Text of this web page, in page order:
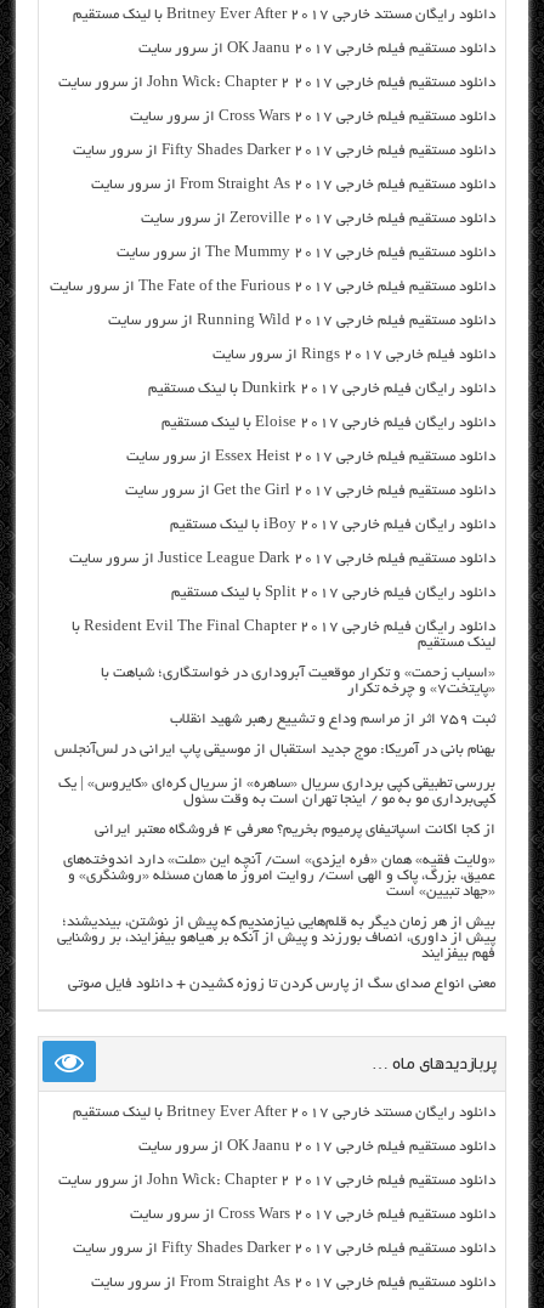
دانلود رایگان مسنتد خارجی Britney Ever After 2017 با لینک مستقیم
دانلود مستقیم فیلم خارجی OK Jaanu 2017 از سرور سایت
دانلود مستقیم فیلم خارجی John Wick: Chapter 2 2017 از سرور سایت
دانلود مستقیم فیلم خارجی Cross Wars 2017 از سرور سایت
دانلود مستقیم فیلم خارجی Fifty Shades Darker 2017 از سرور سایت
دانلود مستقیم فیلم خارجی From Straight As 2017 از سرور سایت
دانلود مستقیم فیلم خارجی Zeroville 2017 از سرور سایت
دانلود مستقیم فیلم خارجی The Mummy 2017 از سرور سایت
دانلود مستقیم فیلم خارجی The Fate of the Furious 2017 از سرور سایت
دانلود مستقیم فیلم خارجی Running Wild 2017 از سرور سایت
دانلود فیلم خارجی Rings 2017 از سرور سایت
دانلود رایگان فیلم خارجی Dunkirk 2017 با لینک مستقیم
دانلود رایگان فیلم خارجی Eloise 2017 با لینک مستقیم
دانلود مستقیم فیلم خارجی Essex Heist 2017 از سرور سایت
دانلود مستقیم فیلم خارجی Get the Girl 2017 از سرور سایت
دانلود رایگان فیلم خارجی iBoy 2017 با لینک مستقیم
دانلود مستقیم فیلم خارجی Justice League Dark 2017 از سرور سایت
دانلود رایگان فیلم خارجی Split 2017 با لینک مستقیم
دانلود رایگان فیلم خارجی Resident Evil The Final Chapter 2017 با
لینک مستقیم
«اسباب زحمت» و تکرار موقعیت آبروداری در خواستگاری؛ شباهت با
«پایتخت۷» و چرخه تکرار
ثبت ۷۵۹ اثر از مراسم وداع و تشییع رهبر شهید انقلاب
بهنام بانی در آمریکا: موج جدید استقبال از موسیقی پاپ ایرانی در لس‌آنجلس
بررسی تطبیقی کپی برداری سریال «ساهره» از سریال کره‌ای «کایروس» | یک
کپی‌برداری مو به مو / اینجا تهران است به وقت سئول
از کجا اکانت اسپاتیفای پرمیوم بخریم؟ معرفی ۴ فروشگاه معتبر ایرانی
«ولایت فقیه» همان «فره ایزدی» است/ آنچه این «ملت» دارد اندوخته‌های
عمیق، بزرگ، پاک و الهی است/ روایت امروز ما همان مسئله «روشنگری» و
«جهاد تبیین» است
بیش از هر زمان دیگر به قلم‌هایی نیازمندیم که پیش از نوشتن، بیندیشند؛
پیش از داوری، انصاف بورزند و پیش از آنکه بر هیاهو بیفزایند، بر روشنایی
فهم بیفزایند
معنی انواع صدای سگ از پارس کردن تا زوزه کشیدن + دانلود فایل صوتی
پربازدیدهای ماه …
دانلود رایگان مسنتد خارجی Britney Ever After 2017 با لینک مستقیم
دانلود مستقیم فیلم خارجی OK Jaanu 2017 از سرور سایت
دانلود مستقیم فیلم خارجی John Wick: Chapter 2 2017 از سرور سایت
دانلود مستقیم فیلم خارجی Cross Wars 2017 از سرور سایت
دانلود مستقیم فیلم خارجی Fifty Shades Darker 2017 از سرور سایت
دانلود مستقیم فیلم خارجی From Straight As 2017 از سرور سایت